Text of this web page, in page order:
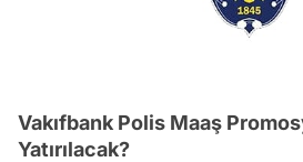
Vakıfbank Polis Maaş
Yatırılacak?